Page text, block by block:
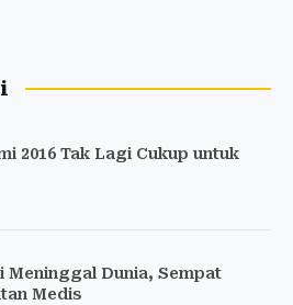
2016 Tak Lagi Cukup untuk
Meninggal Dunia, Sempat
Medis